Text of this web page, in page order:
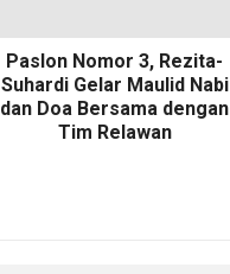
Paslon Nomor 3, Rezita-
Suhardi Gelar Maulid Nabi
dan Doa Bersama dengan
Tim Relawan